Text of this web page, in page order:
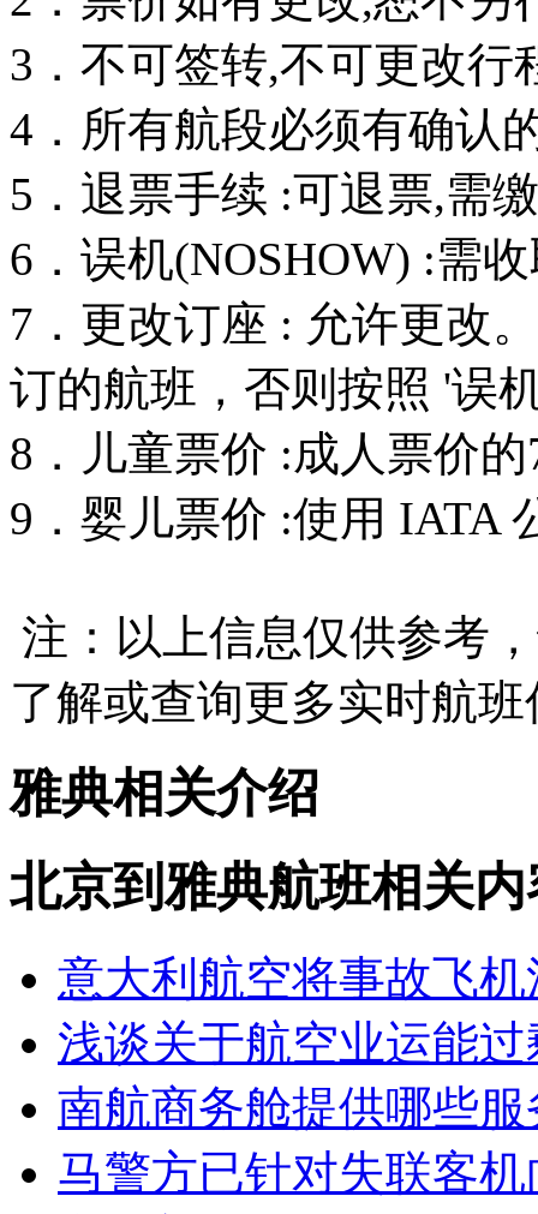
3．不可签转,不可更改行
4．所有航段必须有确认
5．退票手续 :可退票,需
6．误机(NOSHOW) :需
7．更改订座 : 允许更改
订的航班，否则按照 '误
8．儿童票价 :成人票价的
9．婴儿票价 :使用 IATA
注：以上信息仅供参考
了解或查询更多实时航
雅典相关介绍
北京到雅典航班相关内
意大利航空将事故飞
浅谈关于航空业运能
南航商务舱提供哪些服
马警方已针对失联客机